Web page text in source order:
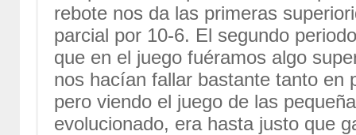
rebote nos da las primeras
parcial por 10-6. El segundo
que en el juego fuéramos algo
nos hacían fallar bastante tanto en
pero viendo el juego de las
evolucionado, era hasta justo que